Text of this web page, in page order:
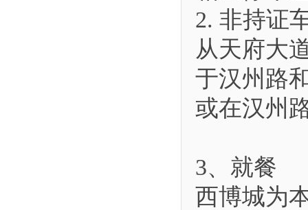
2. 非持证
从天府大
于汉州路
或在汉州
3、就餐
西博城为